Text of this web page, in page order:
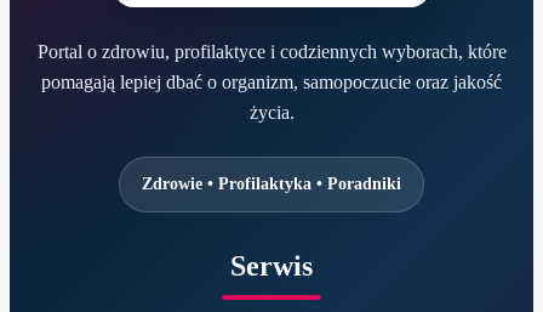
Portal o zdrowiu, profilaktyce i codziennych wyborach, które
pomagają lepiej dbać o organizm, samopoczucie oraz jakość
życia.
Zdrowie • Profilaktyka • Poradniki
Serwis